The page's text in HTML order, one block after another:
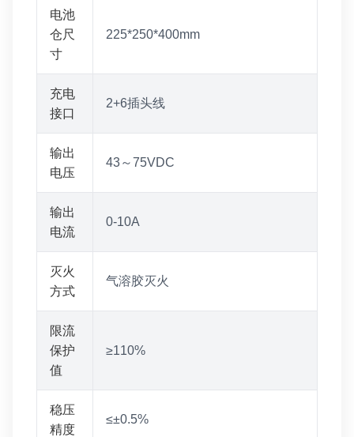
电池
仓尺
寸
225*250*400mm
充电
接口
2+6插头线
输出
电压
43～75VDC
输出
电流
0-10A
灭火
方式
气溶胶灭火
限流
保护
值
≥110%
稳压
精度
≤±0.5%